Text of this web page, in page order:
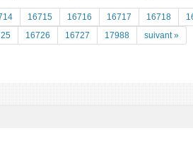
16715 16716 16717 16718
16726 16727 17988 suivant »